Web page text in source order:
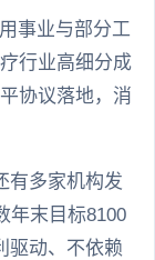
事业与部分工
行业高细分成
协议落地，消
有多家机构发
年末目标8100
驱动、不依赖